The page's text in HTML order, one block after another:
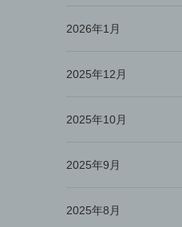
2026年1月
2025年12月
2025年10月
2025年9月
2025年8月